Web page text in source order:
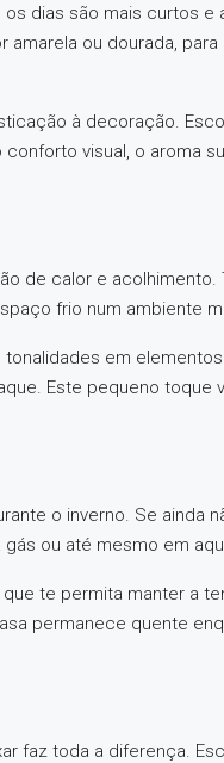
dias são mais curtos e
ou dourada,
à decoração.
visual, o aroma
de calor e
frio num ambiente
em
Este pequeno toque
o inverno. Se ainda
ou até mesmo em
te permita manter a
permanece quente
faz toda a diferença.